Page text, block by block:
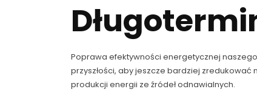
Poprawa efektywności energetycznej
przyszłości, aby jeszcze bardziej
produkcji energii ze źródeł odnawialnych.